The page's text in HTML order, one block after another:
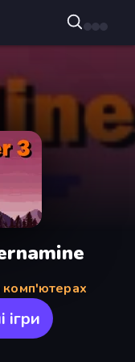
комп'ютерах
ігри